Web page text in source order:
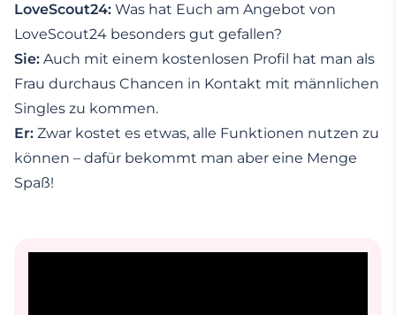
LoveScout24: Was hat Euch am Angebot von
LoveScout24 besonders gut gefallen?
Sie: Auch mit einem kostenlosen Profil hat man als
Frau durchaus Chancen in Kontakt mit männlichen
Singles zu kommen.
Er: Zwar kostet es etwas, alle Funktionen nutzen zu
können – dafür bekommt man aber eine Menge
Spaß!